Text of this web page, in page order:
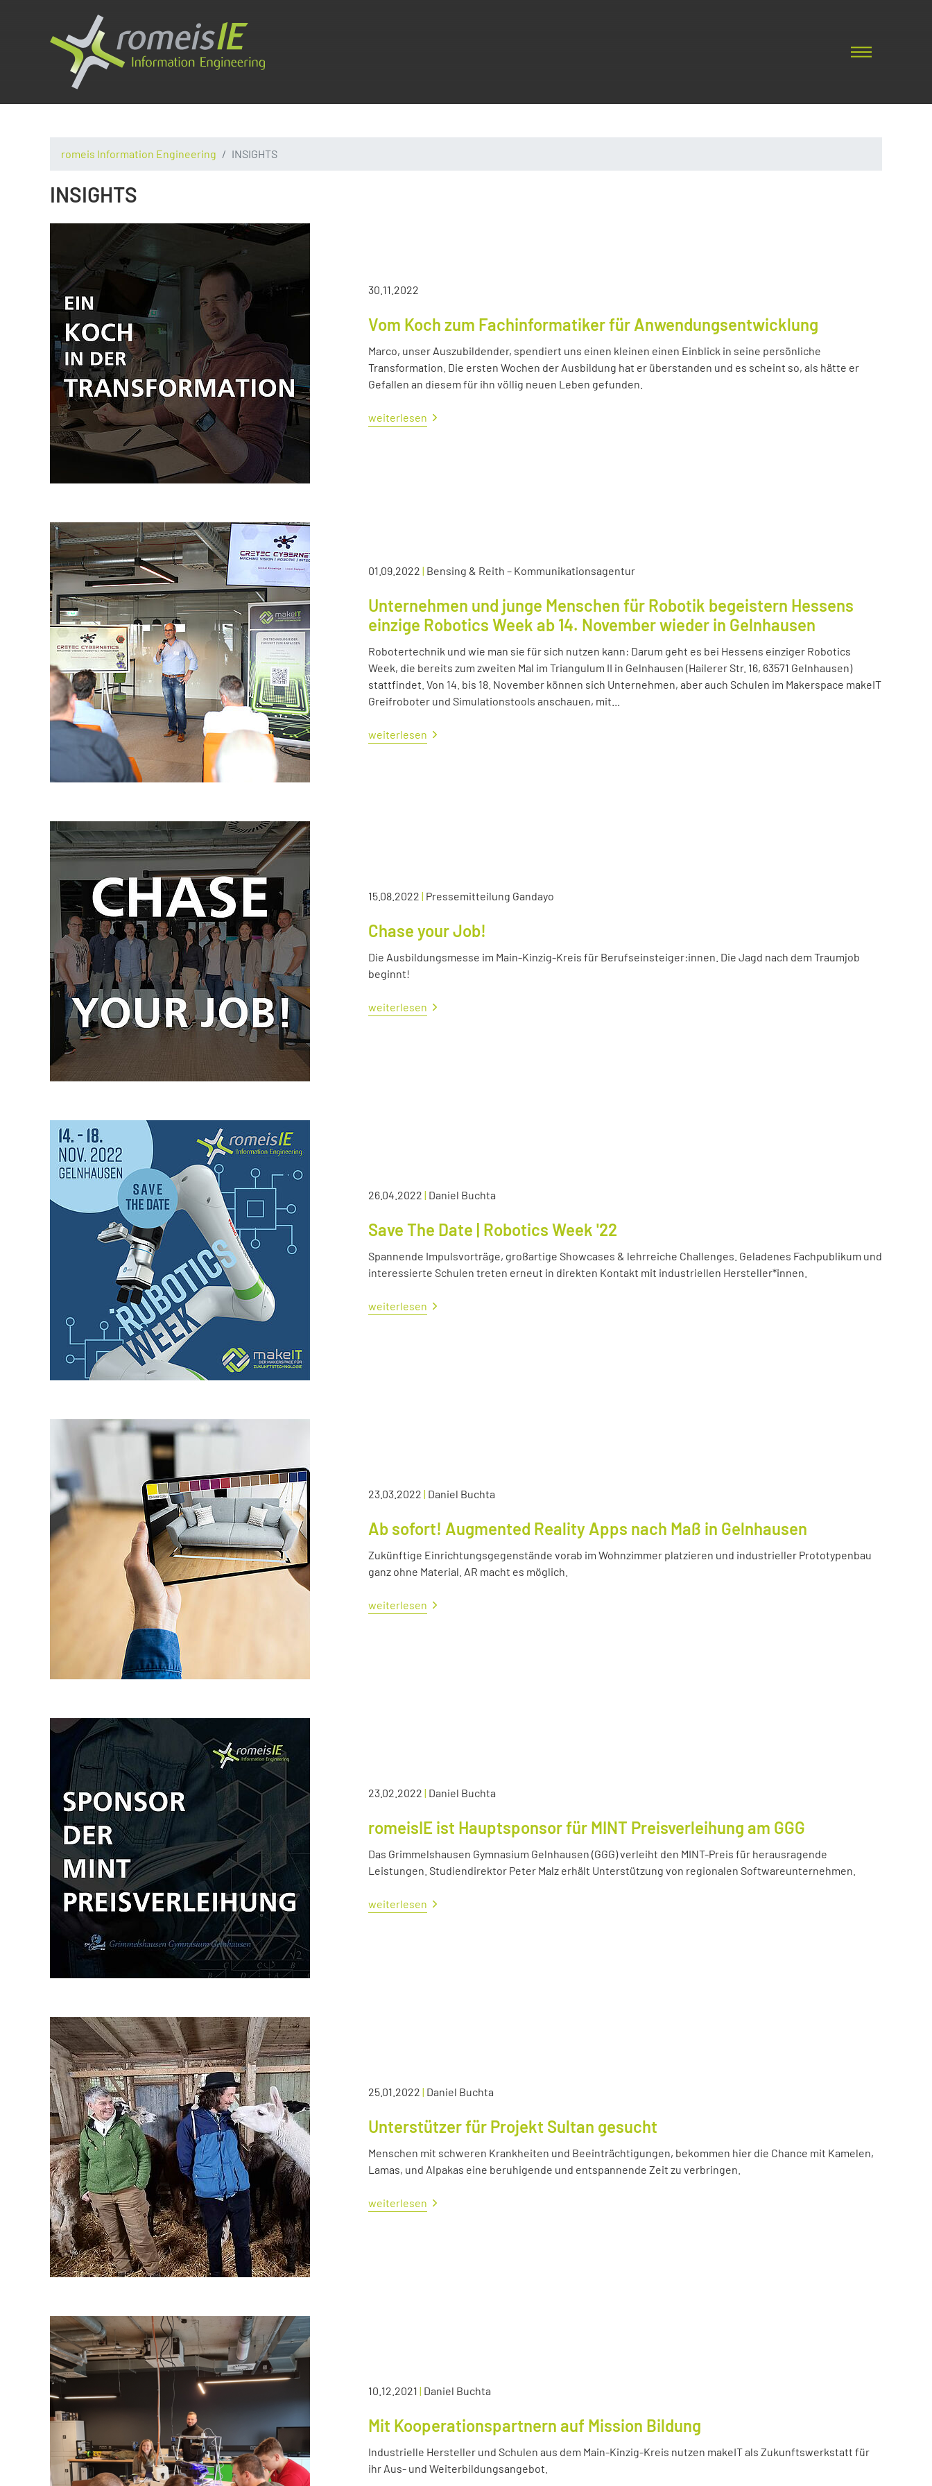
romeis Information Engineering INSIGHTS
INSIGHTS
30.11.2022
Vom Koch zum Fachinformatiker für Anwendungsentwicklung
Marco, unser Auszubildender, spendiert uns einen kleinen einen Einblick in seine persönliche
Transformation. Die ersten Wochen der Ausbildung hat er überstanden und es scheint so, als hätte er
Gefallen an diesem für ihn völlig neuen Leben gefunden.
weiterlesen
01.09.2022 | Bensing & Reith – Kommunikationsagentur
Unternehmen und junge Menschen für Robotik begeistern Hessens
einzige Robotics Week ab 14. November wieder in Gelnhausen
Robotertechnik und wie man sie für sich nutzen kann: Darum geht es bei Hessens einziger Robotics
Week, die bereits zum zweiten Mal im Triangulum II in Gelnhausen (Hailerer Str. 16, 63571 Gelnhausen)
stattfindet. Von 14. bis 18. November können sich Unternehmen, aber auch Schulen im Makerspace makeIT
Greifroboter und Simulationstools anschauen, mit...
weiterlesen
15.08.2022 | Pressemitteilung Gandayo
Chase your Job!
Die Ausbildungsmesse im Main-Kinzig-Kreis für Berufseinsteiger:innen. Die Jagd nach dem Traumjob
beginnt!
weiterlesen
26.04.2022 | Daniel Buchta
Save The Date | Robotics Week '22
Spannende Impulsvorträge, großartige Showcases & lehrreiche Challenges. Geladenes Fachpublikum und
interessierte Schulen treten erneut in direkten Kontakt mit industriellen Hersteller*innen.
weiterlesen
23.03.2022 | Daniel Buchta
Ab sofort! Augmented Reality Apps nach Maß in Gelnhausen
Zukünftige Einrichtungsgegenstände vorab im Wohnzimmer platzieren und industrieller Prototypenbau
ganz ohne Material. AR macht es möglich.
weiterlesen
23.02.2022 | Daniel Buchta
romeisIE ist Hauptsponsor für MINT Preisverleihung am GGG
Das Grimmelshausen Gymnasium Gelnhausen (GGG) verleiht den MINT-Preis für herausragende
Leistungen. Studiendirektor Peter Malz erhält Unterstützung von regionalen Softwareunternehmen.
weiterlesen
25.01.2022 | Daniel Buchta
Unterstützer für Projekt Sultan gesucht
Menschen mit schweren Krankheiten und Beeinträchtigungen, bekommen hier die Chance mit Kamelen,
Lamas, und Alpakas eine beruhigende und entspannende Zeit zu verbringen.
weiterlesen
10.12.2021 | Daniel Buchta
Mit Kooperationspartnern auf Mission Bildung
Industrielle Hersteller und Schulen aus dem Main-Kinzig-Kreis nutzen makeIT als Zukunftswerkstatt für
ihr Aus- und Weiterbildungsangebot.